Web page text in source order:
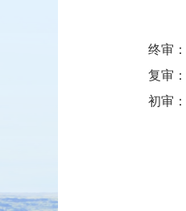
终审：
复审：
初审：